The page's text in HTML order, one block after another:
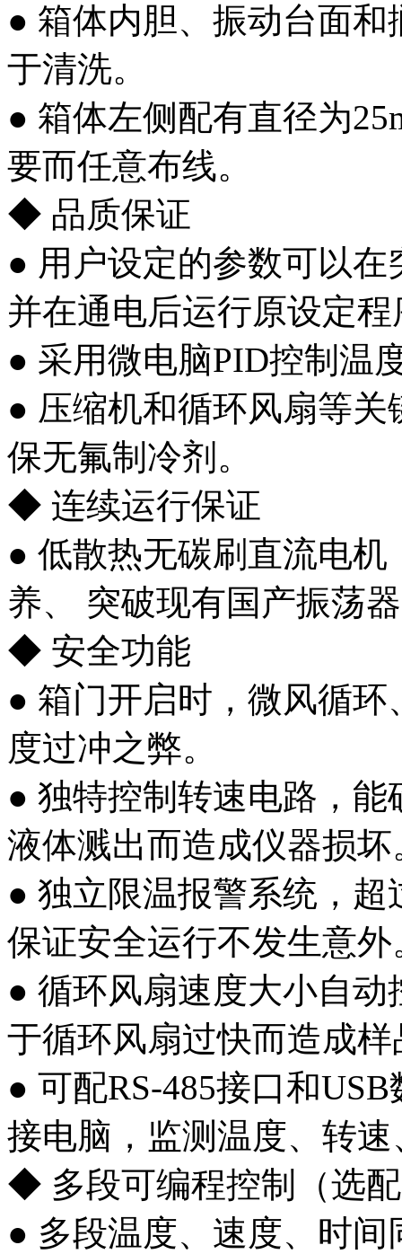
● 箱体内胆、振动台面
于清洗。
● 箱体左侧配有直径为
要而任意布线。
◆ 品质保证
● 用户设定的参数可以
并在通电后运行原设定程
● 采用微电脑PID控制温
● 压缩机和循环风扇等
保无氟制冷剂。
◆ 连续运行保证
● 低散热无碳刷直流电
养、 突破现有国产振荡
◆ 安全功能
● 箱门开启时，微风循
度过冲之弊。
● 独特控制转速电路，
液体溅出而造成仪器损坏
● 独立限温报警系统，
保证安全运行不发生意
● 循环风扇速度大小自
于循环风扇过快而造成
● 可配RS-485接口和
接电脑，监测温度、转
◆ 多段可编程控制（选
● 多段温度、速度、时